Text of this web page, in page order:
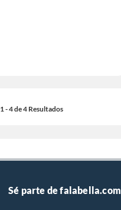
1 - 4 de 4 Resultados
Sé parte de falabella.com